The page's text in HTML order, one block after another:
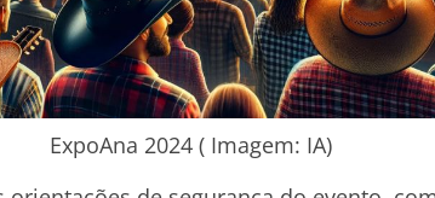
ExpoAna 2024 ( Imagem: IA)